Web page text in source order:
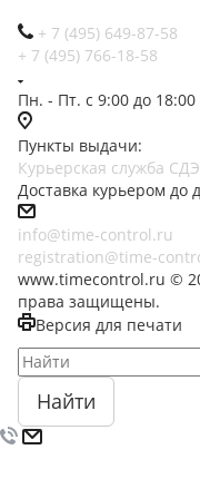
+ 7 (495) 649-87-58
+ 7 (495) 766-18-58
Пн. - Пт. с 9:00 до 18:00
Пункты выдачи:
Курьерская служба
Доставка курьером до
info@time-control.ru
registration@time-
www.timecontrol.ru ©
права защищены.
Версия для печати
Найти